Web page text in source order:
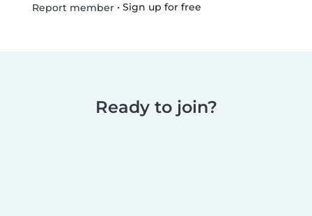
Report member• Sign up for free
Ready to join?